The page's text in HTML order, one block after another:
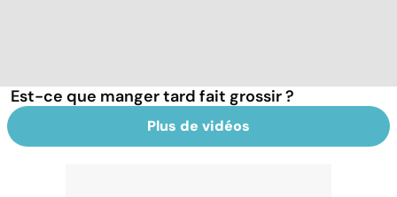
Est-ce que manger tard fait grossir ?
Plus de vidéos